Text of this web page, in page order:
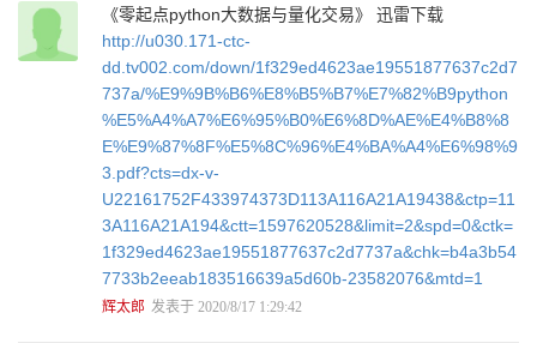
1.5.4 图像显示配置 50
1.5.5 Python2、Python 3双版本双开模式 51
1.5.6 单版本双开、多开模式 52
第2章 常用量化技术指标与框架 56
2.1 案例2-1：SMA均线策略 56
2.1.1 案例要点与事件编程 58
2.1.2 量化程序结构 61
2.1.3 main程序主入口 61
2.1.4 KISS法则 63
2.2 Python量化系统框架 64
2.2.1 量化行业关键词 64
《零起点python大数据与量化交易》 迅雷下载
http://u030.171-ctc-
dd.tv002.com/down/1f329ed4623ae19551877637c2d7
737a/%E9%9B%B6%E8%B5%B7%E7%82%B9python
%E5%A4%A7%E6%95%B0%E6%8D%AE%E4%B8%8
E%E9%87%8F%E5%8C%96%E4%BA%A4%E6%98%9
3.pdf?cts=dx-v-
U22161752F433974373D113A116A21A19438&ctp=11
3A116A21A194&ctt=1597620528&limit=2&spd=0&ctk=
1f329ed4623ae19551877637c2d7737a&chk=b4a3b54
7733b2eeab183516639a5d60b-23582076&mtd=1
辉太郎 发表于 2020/8/17 1:29:42